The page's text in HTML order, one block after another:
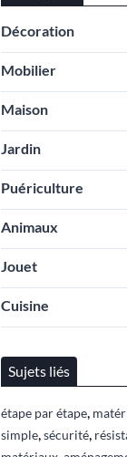
Décoration
Mobilier
Maison
Jardin
Puériculture
Animaux
Jouet
Cuisine
Sujets liés
étape par étape,
simple,sécurité,